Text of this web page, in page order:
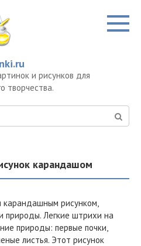
и рисунков для
творчества.
карандашом
карандашным рисунком,
природы. Легкие штрихи на
природы: первые почки,
листья. Этот рисунок